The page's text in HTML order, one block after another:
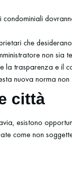
che
non sia
trasparenza e il
nuova norma
città
esistono
come non